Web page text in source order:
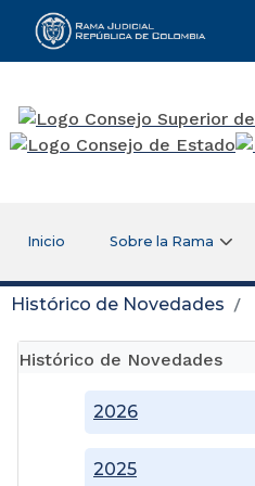
Rama Judicial
Inicio Sobre la Rama
Histórico de Novedades
Histórico de Novedades
2025
2026